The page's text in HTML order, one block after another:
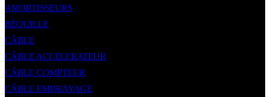
AMORTISSEURS
BÉQUILLE
CÂBLE
CÂBLE ACCELERATEUR
CÂBLE COMPTEUR
CÂBLE EMBRAYAGE